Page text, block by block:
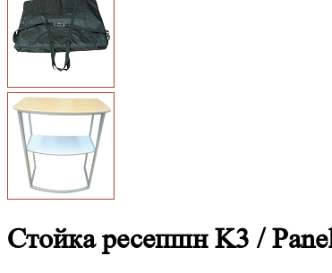
Стойка ресепшн K3 /